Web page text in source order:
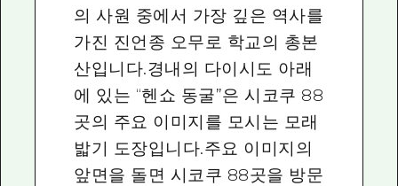
의 사원 중에서 가장 깊은 역사를
가진 진언종 오무로 학교의 총본
산입니다.경내의 다이시도 아래
에 있는 “헨쇼 동굴”은 시코쿠 88
곳의 주요 이미지를 모시는 모래
밟기 도장입니다.주요 이미지의
앞면을 돌면 시코쿠 88곳을 방문